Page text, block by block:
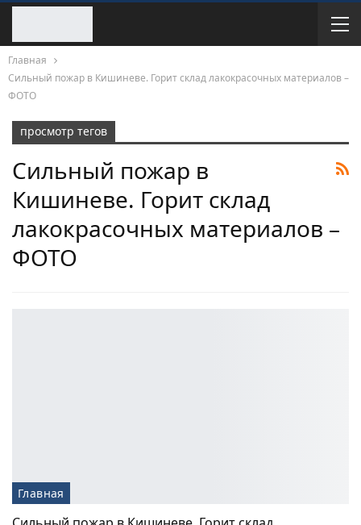
Главная
Сильный пожар в Кишиневе. Горит склад лакокрасочных материалов –
ФОТО
просмотр тегов
Сильный пожар в
Кишиневе. Горит склад
лакокрасочных материалов –
ФОТО
Главная